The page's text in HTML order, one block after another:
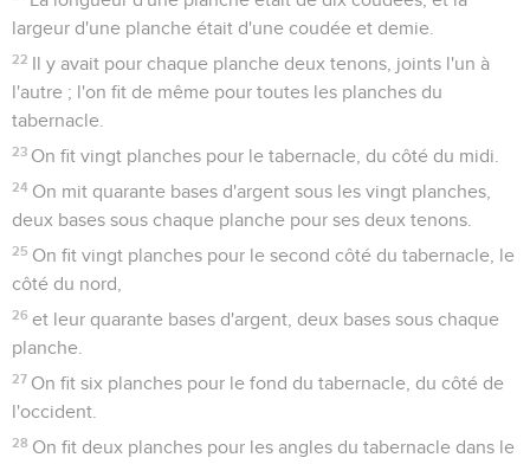
largeur d'une planche était d'une coudée et demie.
22 Il y avait pour chaque planche deux tenons, joints l'un à
l'autre ; l'on fit de même pour toutes les planches du
tabernacle.
23 On fit vingt planches pour le tabernacle, du côté du midi.
24 On mit quarante bases d'argent sous les vingt planches,
deux bases sous chaque planche pour ses deux tenons.
25 On fit vingt planches pour le second côté du tabernacle, le
côté du nord,
26 et leur quarante bases d'argent, deux bases sous chaque
planche.
27 On fit six planches pour le fond du tabernacle, du côté de
l'occident.
28 On fit deux planches pour les angles du tabernacle dans le